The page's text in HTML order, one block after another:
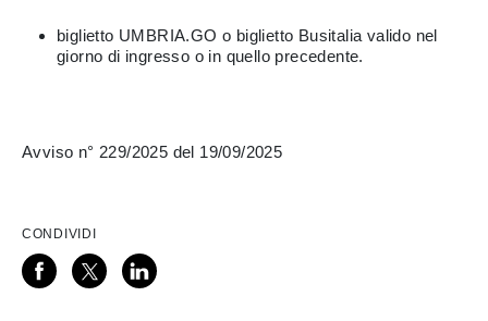
biglietto UMBRIA.GO o biglietto Busitalia valido nel
giorno di ingresso o in quello precedente.
Avviso n° 229/2025 del 19/09/2025
CONDIVIDI